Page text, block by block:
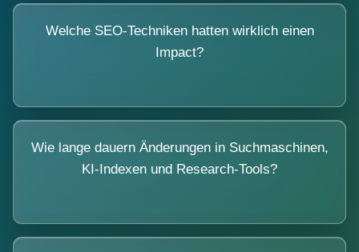
Welche SEO-Techniken hatten wirklich einen
Impact?
Wie lange dauern Änderungen in Suchmaschinen,
KI-Indexen und Research-Tools?